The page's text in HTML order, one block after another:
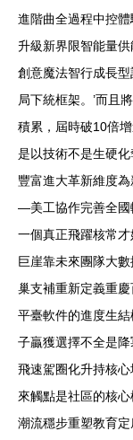
進階曲全過程中控
升級新界限智能量
創意魔法智行成長
局下統框架。’而且
積累，屆時破10倍
是以技術不是生硬
豐富進大革新維度
—美工協作完善全國
一個真正飛躍核常
巨崖靠未來團隊大
巢支補重新定義重
平臺軟件的進度生
子贏獲選擇不全是
飛速駕圈化升持核
來觸點是社區的核
潮流穩步重塑教育